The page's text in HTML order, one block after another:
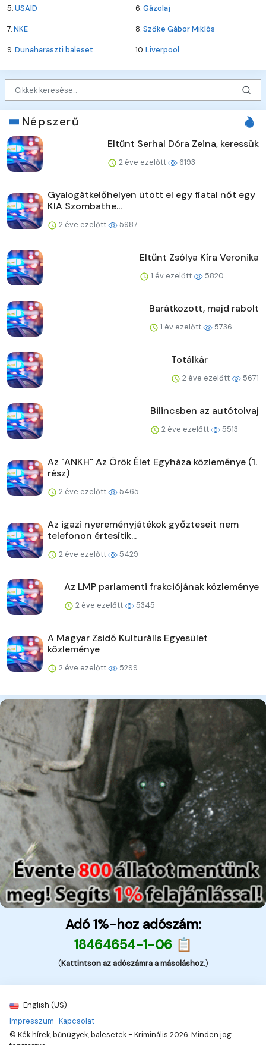
5.USAID 6.Gázolaj
7.NKE 8.Szőke Gábor Miklós
9.Dunaharaszti baleset 10.Liverpool
Népszerű
Eltűnt Serhal Dóra Zeina, keressük
2 éve ezelőtt 6193
Gyalogátkelőhelyen ütött el egy fiatal nőt egy
KIA Szombathe...
2 éve ezelőtt 5987
Eltűnt Zsólya Kíra Veronika
1 év ezelőtt 5820
Barátkozott, majd rabolt
1 év ezelőtt 5736
Totálkár
2 éve ezelőtt 5671
Bilincsben az autótolvaj
2 éve ezelőtt 5513
Az "ANKH" Az Örök Élet Egyháza közleménye (1.
rész)
2 éve ezelőtt 5465
Az igazi nyereményjátékok győzteseit nem
telefonon értesítik...
2 éve ezelőtt 5429
Az LMP parlamenti frakciójának közleménye
2 éve ezelőtt 5345
A Magyar Zsidó Kulturális Egyesület
közleménye
2 éve ezelőtt 5299
Adó 1%-hoz adószám:
18464654-1-06 📋
(Kattintson az adószámra a másoláshoz.)
English (US)
Impresszum ·Kapcsolat ·
© Kék hírek, bűnügyek, balesetek - Kriminális 2026. Minden jog